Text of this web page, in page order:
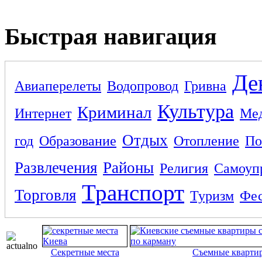
Быстрая навигация
Авиаперелеты Водопровод Гривна
Интернет Криминал Культура
год Образование Отдых Отопление
Развлечения Районы Религия
Торговля Транспорт Туризм
Секретные места Съемные